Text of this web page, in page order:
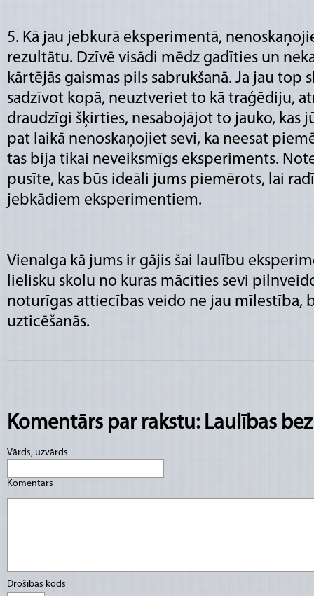
5. Kā jau jebkurā eksperimentā,
rezultātu. Dzīvē visādi mēdz gadīties un
kārtējās gaismas pils sabrukšanā. Ja jau top
sadzīvot kopā, neuztveriet to kā traģēdiju,
draudzīgi šķirties, nesabojājot to jauko, kas
pat laikā nenoskaņojiet sevi, ka neesat
tas bija tikai neveiksmīgs eksperiments.
pusīte, kas būs ideāli jums piemērots, lai
jebkādiem eksperimentiem.
Vienalga kā jums ir gājis šai laulību
lielisku skolu no kuras mācīties sevi
noturīgas attiecības veido ne jau mīlestība,
uzticēšanās.
Komentārs par rakstu: Laulības
Vārds, uzvārds
Komentārs
Drošības kods